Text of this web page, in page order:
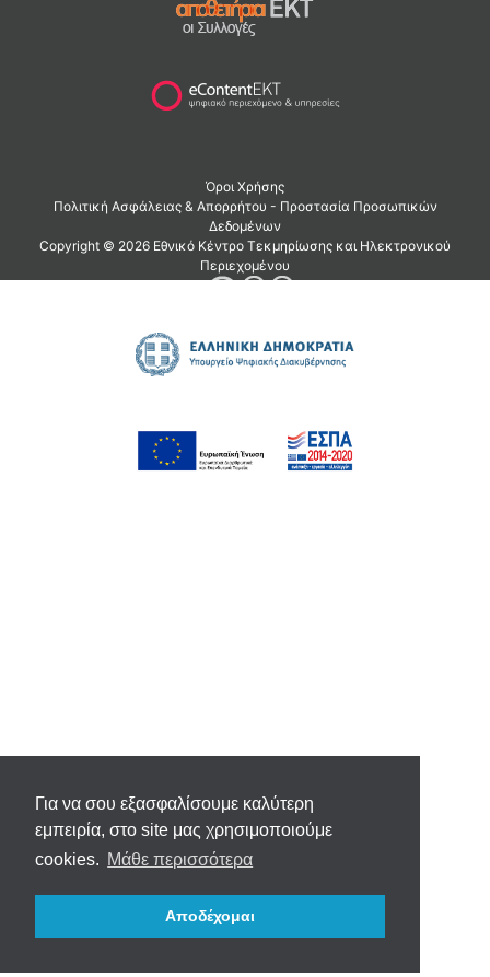
Για να σου εξασφαλίσουμε καλύτερη
εμπειρία, στο site μας χρησιμοποιούμε
cookies. Μάθε περισσότερα
Αποδέχομαι